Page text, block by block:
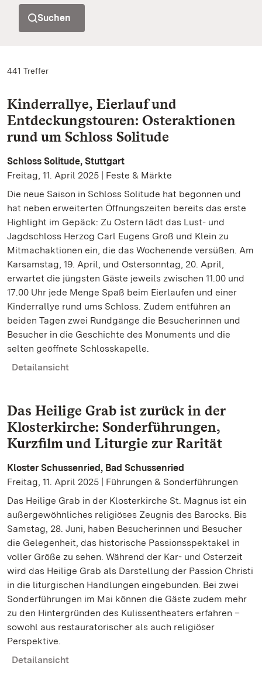
Suchen
441 Treffer
Kinderrallye, Eierlauf und
Entdeckungstouren: Osteraktionen
rund um Schloss Solitude
Schloss Solitude, Stuttgart
Freitag, 11. April 2025 | Feste & Märkte
Die neue Saison in Schloss Solitude hat begonnen und
hat neben erweiterten Öffnungszeiten bereits das erste
Highlight im Gepäck: Zu Ostern lädt das Lust- und
Jagdschloss Herzog Carl Eugens Groß und Klein zu
Mitmachaktionen ein, die das Wochenende versüßen. Am
Karsamstag, 19. April, und Ostersonntag, 20. April,
erwartet die jüngsten Gäste jeweils zwischen 11.00 und
17.00 Uhr jede Menge Spaß beim Eierlaufen und einer
Kinderrallye rund ums Schloss. Zudem entführen an
beiden Tagen zwei Rundgänge die Besucherinnen und
Besucher in die Geschichte des Monuments und die
selten geöffnete Schlosskapelle.
Detailansicht
Das Heilige Grab ist zurück in der
Klosterkirche: Sonderführungen,
Kurzfilm und Liturgie zur Rarität
Kloster Schussenried, Bad Schussenried
Freitag, 11. April 2025 | Führungen & Sonderführungen
Das Heilige Grab in der Klosterkirche St. Magnus ist ein
außergewöhnliches religiöses Zeugnis des Barocks. Bis
Samstag, 28. Juni, haben Besucherinnen und Besucher
die Gelegenheit, das historische Passionsspektakel in
voller Größe zu sehen. Während der Kar- und Osterzeit
wird das Heilige Grab als Darstellung der Passion Christi
in die liturgischen Handlungen eingebunden. Bei zwei
Sonderführungen im Mai können die Gäste zudem mehr
zu den Hintergründen des Kulissentheaters erfahren –
sowohl aus restauratorischer als auch religiöser
Perspektive.
Detailansicht